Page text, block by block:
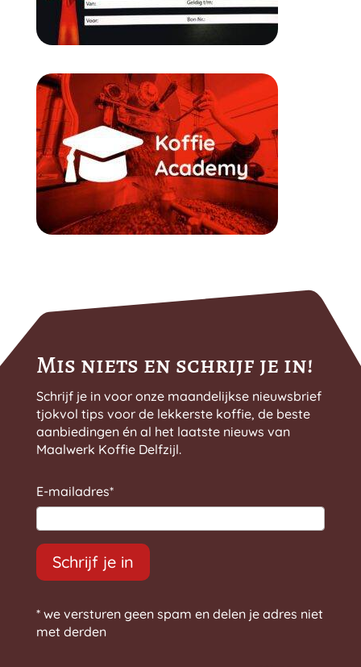
Mis niets en schrijf je in!
Schrijf je in voor onze maandelijkse nieuwsbrief
tjokvol tips voor de lekkerste koffie, de beste
aanbiedingen én al het laatste nieuws van
Maalwerk Koffie Delfzijl.
E-mailadres*
Schrijf je in
* we versturen geen spam en delen je adres niet
met derden